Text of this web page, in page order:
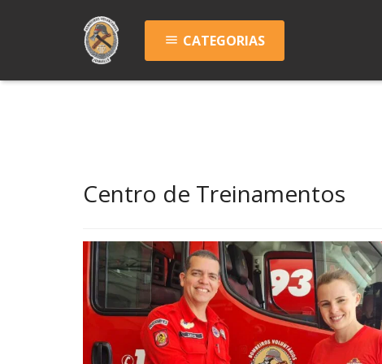
menu CATEGORIAS
Centro de Treinamentos